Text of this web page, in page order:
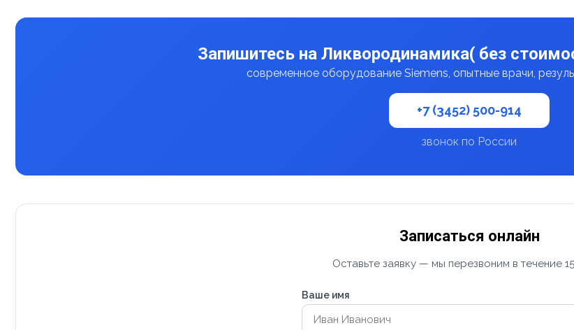
Запишитесь на Ликвородинамика( без
современное оборудование Siemens, опытные врачи,
+7 (3452) 500-914
звонок по России
Записаться онлайн
Оставьте заявку — мы перезвоним в течение
Ваше имя